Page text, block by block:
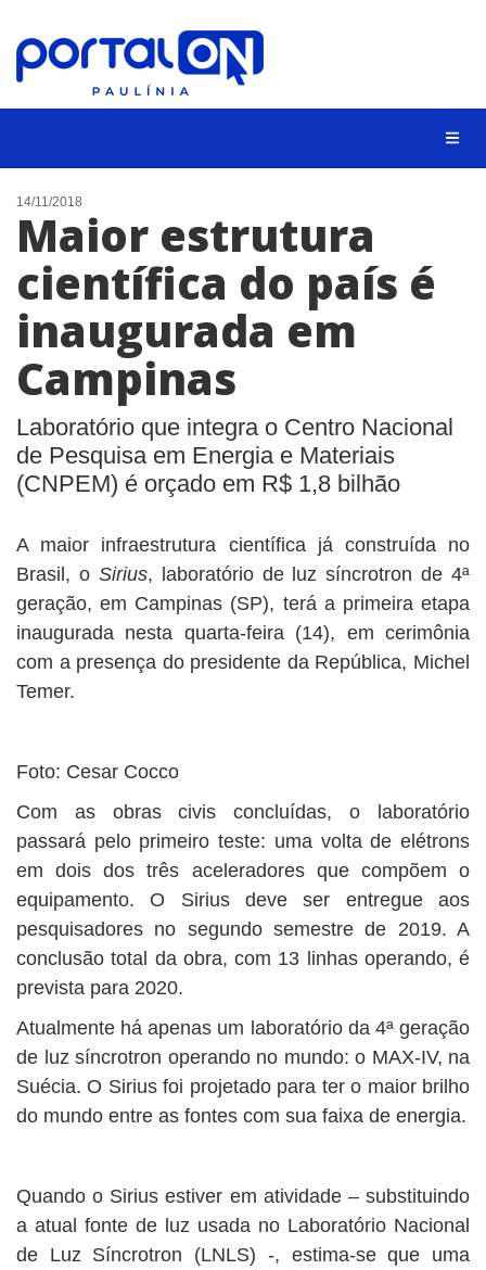
CIDADES
EVENTOS
EMPREGO
ANIVERSÁRIO DAS CIDADES
ANUNCIE
CONTATO
BUSCAR
14/11/2018
Maior estrutura
científica do país é
inaugurada em
Campinas
Laboratório que integra o Centro Nacional
de Pesquisa em Energia e Materiais
(CNPEM) é orçado em R$ 1,8 bilhão
A maior infraestrutura científica já construída no
Brasil, o Sirius, laboratório de luz síncrotron de 4ª
geração, em Campinas (SP), terá a primeira etapa
inaugurada nesta quarta-feira (14), em cerimônia
com a presença do presidente da República, Michel
Temer.
Foto: Cesar Cocco
Com as obras civis concluídas, o laboratório
passará pelo primeiro teste: uma volta de elétrons
em dois dos três aceleradores que compõem o
equipamento. O Sirius deve ser entregue aos
pesquisadores no segundo semestre de 2019. A
conclusão total da obra, com 13 linhas operando, é
prevista para 2020.
Atualmente há apenas um laboratório da 4ª geração
de luz síncrotron operando no mundo: o MAX-IV, na
Suécia. O Sirius foi projetado para ter o maior brilho
do mundo entre as fontes com sua faixa de energia.
Quando o Sirius estiver em atividade – substituindo
a atual fonte de luz usada no Laboratório Nacional
de Luz Síncrotron (LNLS) -, estima-se que uma